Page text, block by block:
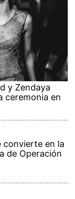
y Zendaya
ceremonia en
convierte en la
de Operación